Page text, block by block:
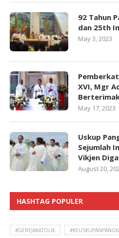
92 Tahun
dan 25th
May 3, 2023
XVI, Mgr
May 17, 2023
Uskup
Sejumlah
Vikjen
August 20,
HASHTAG POPULER
#GEREJAKATOLIK